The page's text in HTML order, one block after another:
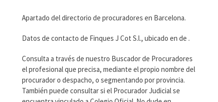
Apartado del directorio de procuradores en Barcelona.
Datos de contacto de Finques J Cot S.l., ubicado en de .
Consulta a través de nuestro Buscador de Procuradores
el profesional que precisa, mediante el propio nombre del
procurador o despacho, o segmentando por provincia.
También puede consultar si el Procurador Judicial se